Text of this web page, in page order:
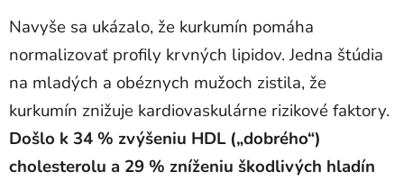
Navyše sa ukázalo, že kurkumín pomáha
normalizovať profily krvných lipidov. Jedna štúdia
na mladých a obéznych mužoch zistila, že
kurkumín znižuje kardiovaskulárne rizikové faktory.
Došlo k 34 % zvýšeniu HDL („dobrého“)
cholesterolu a 29 % zníženiu škodlivých hladín